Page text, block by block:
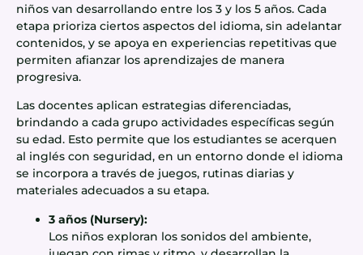
niños van desarrollando entre los 3 y los 5 años. Cada
etapa prioriza ciertos aspectos del idioma, sin adelantar
contenidos, y se apoya en experiencias repetitivas que
permiten afianzar los aprendizajes de manera
progresiva.
Las docentes aplican estrategias diferenciadas,
brindando a cada grupo actividades específicas según
su edad. Esto permite que los estudiantes se acerquen
al inglés con seguridad, en un entorno donde el idioma
se incorpora a través de juegos, rutinas diarias y
materiales adecuados a su etapa.
3 años (Nursery):
Los niños exploran los sonidos del ambiente,